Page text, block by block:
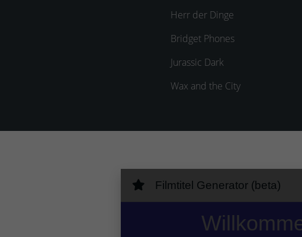
Herr der Dinge
Bridget Phones
Jurassic Dark
Wax and the City